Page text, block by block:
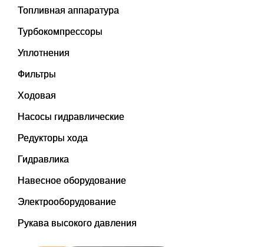
Топливная аппаратура
Турбокомпрессоры
Уплотнения
Фильтры
Ходовая
Насосы гидравлические
Редукторы хода
Гидравлика
Навесное оборудование
Электрооборудование
Рукава высокого давления